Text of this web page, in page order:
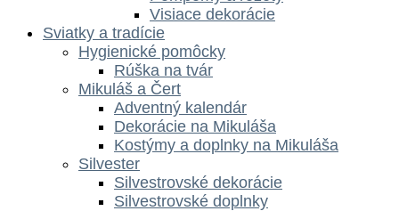
Visiace dekorácie
Sviatky a tradície
Hygienické pomôcky
Rúška na tvár
Mikuláš a Čert
Adventný kalendár
Dekorácie na Mikuláša
Kostýmy a doplnky na Mikuláša
Silvester
Silvestrovské dekorácie
Silvestrovské doplnky